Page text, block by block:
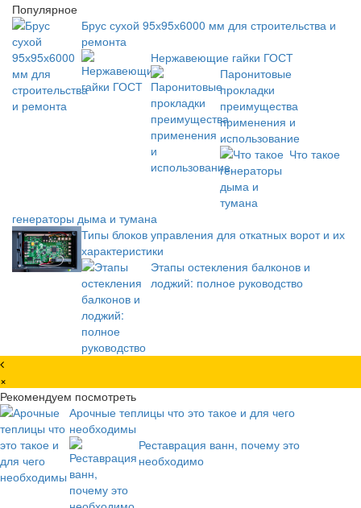
Популярное
Брус сухой 95х95х6000 мм для строительства и
ремонта
Нержавеющие гайки ГОСТ
Паронитовые
прокладки
преимущества
применения и
использование
Что такое
генераторы дыма и тумана
Типы блоков управления для откатных ворот и их
характеристики
Этапы остекления балконов и
лоджий: полное руководство
×
Рекомендуем посмотреть
Арочные теплицы что это такое и для чего
необходимы
Реставрация ванн, почему это
необходимо